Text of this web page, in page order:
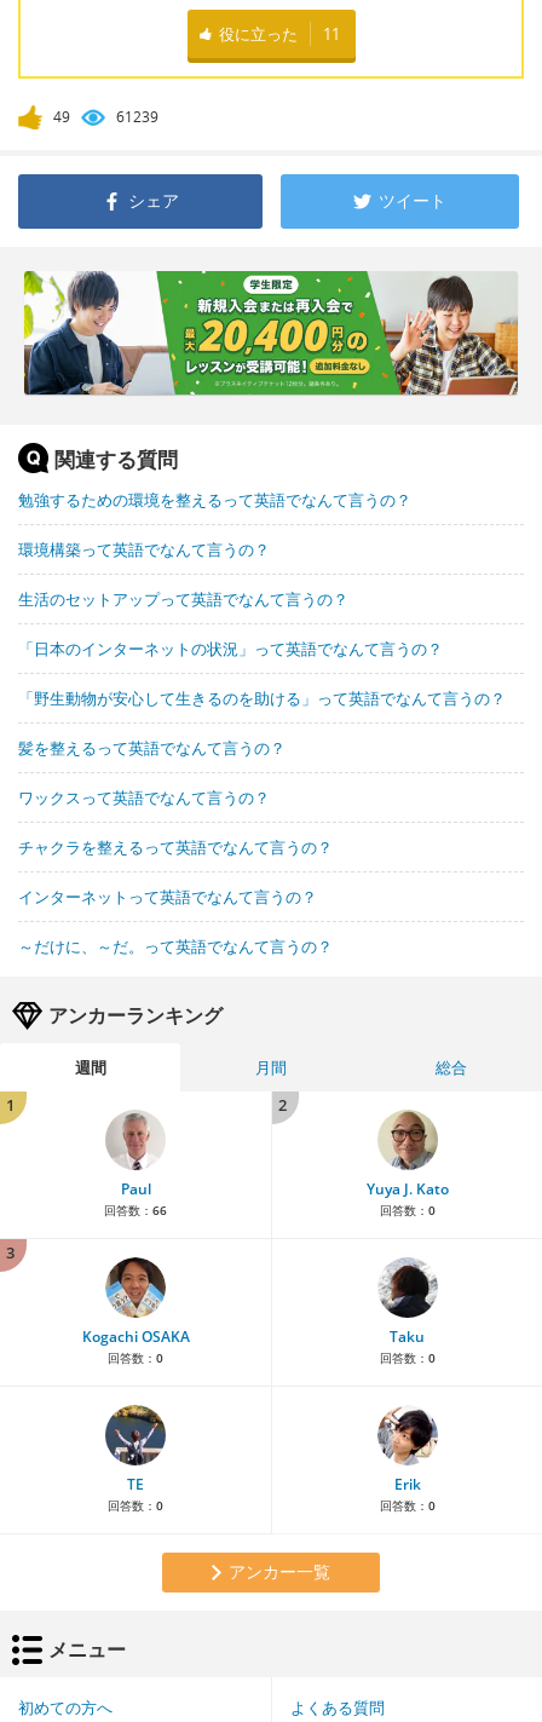
役に立った 11
49 61239
シェア ツイート
関連する質問
勉強するための環境を整えるって英語でなんて言うの？
環境構築って英語でなんて言うの？
生活のセットアップって英語でなんて言うの？
「日本のインターネットの状況」って英語でなんて言うの？
「野生動物が安心して生きるのを助ける」って英語でなんて言うの？
髪を整えるって英語でなんて言うの？
ワックスって英語でなんて言うの？
チャクラを整えるって英語でなんて言うの？
インターネットって英語でなんて言うの？
～だけに、～だ。って英語でなんて言うの？
アンカーランキング
週間 月間
総合
1
Paul
回答数： 66
2
Yuya J. Kato
回答数： 0
3
Kogachi OSAKA
回答数： 0
Taku
回答数： 0
TE
回答数： 0
Erik
回答数： 0
アンカー一覧
メニュー
初めての方へ よくある質問